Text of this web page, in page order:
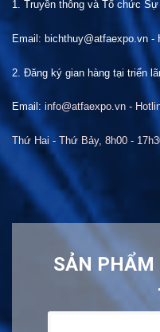
1. Truyền thông và Tổ chức Sự
Email: bichthuy@atfaexpo.vn -
2. Đăng ký gian hàng tại triển
Email: info@atfaexpo.vn -
Thứ Hai - Thứ Bảy, 8h00 - 17
SẢN PHẨM